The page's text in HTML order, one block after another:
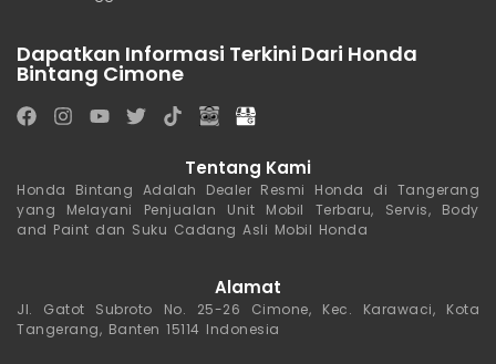
Dapatkan Informasi Terkini Dari Honda
Bintang Cimone
Tentang Kami
Honda Bintang Adalah Dealer Resmi Honda di Tangerang
yang Melayani Penjualan Unit Mobil Terbaru, Servis, Body
and Paint dan Suku Cadang Asli Mobil Honda
Alamat
Jl. Gatot Subroto No. 25-26 Cimone, Kec. Karawaci, Kota
Tangerang, Banten 15114 Indonesia